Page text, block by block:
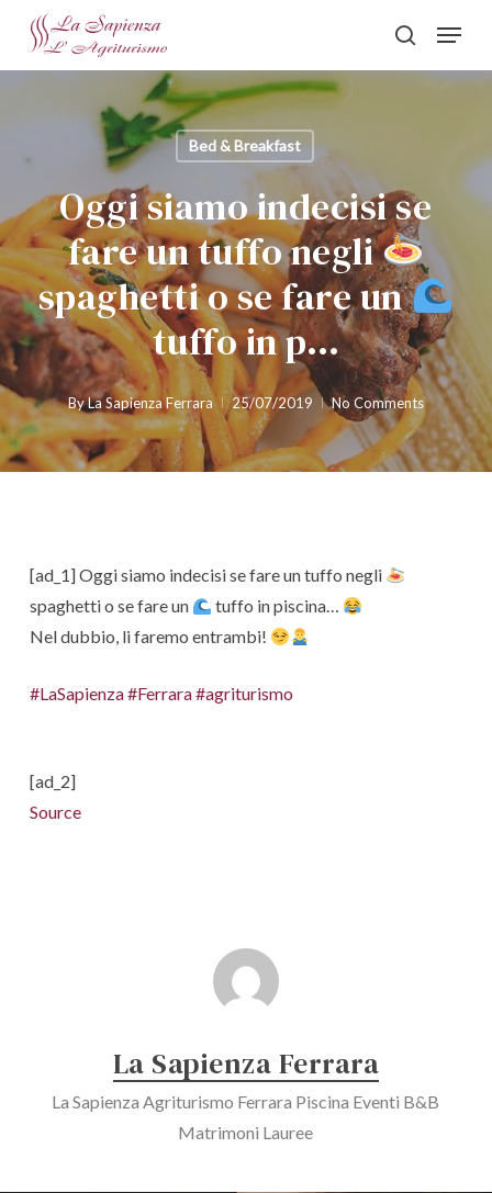
main
search
Menu
Bed & Breakfast
Oggi siamo indecisi se
fare un tuffo negli
spaghetti o se fare un
tuffo in p…
ByLa Sapienza Ferrara 25/07/2019 No Comments
[ad_1] Oggi siamo indecisi se fare un tuffo negli
spaghetti o se fare un
tuffo in piscina…
Nel dubbio, li faremo entrambi!
#LaSapienza#Ferrara#agriturismo
[ad_2]
Source
La Sapienza Ferrara
La Sapienza Agriturismo Ferrara Piscina Eventi B&B
Matrimoni Lauree
Close